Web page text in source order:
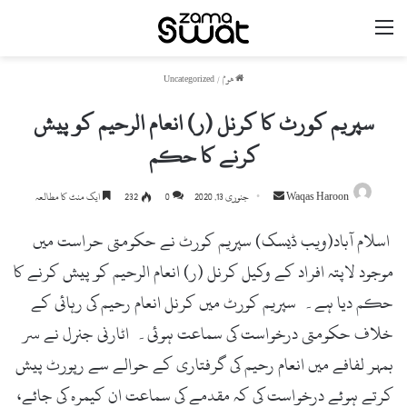
ھوم/
Uncategorized
سپریم کورٹ کا کرنل (ر) انعام الرحیم کو پیش
کرنے کا حکم
Waqas Haroon
n
n
a
i
جنوری 13, 2020 0
232 ایک منٹ کا مطالعہ
اسلام آباد(ویب ڈیسک) سپریم کورٹ نے حکومتی حراست میں
موجود لاپتہ افراد کے وکیل کرنل (ر) انعام الرحیم کو پیش کرنے کا
حکم دیا ہے۔ سپریم کورٹ میں کرنل انعام رحیم کی رہائی کے
خلاف حکومتی درخواست کی سماعت ہوئی۔ اٹارنی جنرل نے سر
بمہر لفافے میں انعام رحیم کی گرفتاری کے حوالے سے رپورٹ پیش
کرتے ہوئے درخواست کی کہ مقدمے کی سماعت ان کیمرہ کی جائے،